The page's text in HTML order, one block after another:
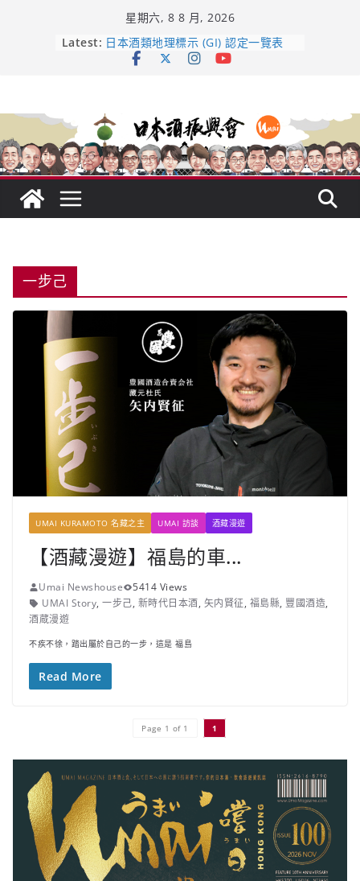
星期六, 8 8 月, 2026
Latest: 吟釀的堅持與傳承 ～ くどき上手
日本酒類地理標示 (GI) 認定一覽表
【酒業商戰】130年老酒藏殺入股票
市場！梅乃宿上市背後的密碼
一步己
UMAI KURAMOTO 名藏之主 UMAI 訪談 酒藏漫遊
【酒藏漫遊】福島的車...
Umai Newshouse
5414 Views
UMAI Story, 一步己, 新時代日本酒, 矢内賢征, 福島縣, 豐國酒造,
酒蔵漫遊
不疾不徐，踏出屬於自己的一步，這是 福島
Read More
Page 1 of 1 1